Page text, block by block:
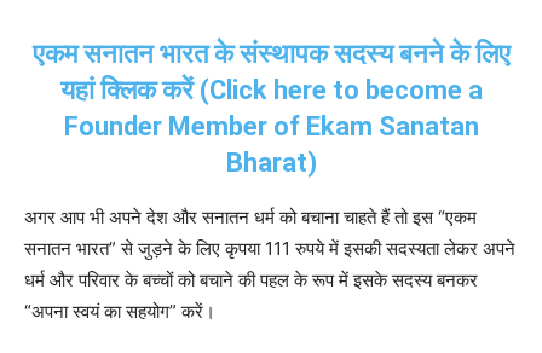
एकम सनातन भारत के संस्थापक सदस्य बनने के लिए
यहां क्लिक करें (Click here to become a
Founder Member of Ekam Sanatan
Bharat)
अगर आप भी अपने देश और सनातन धर्म को बचाना चाहते हैं तो इस “एकम
सनातन भारत” से जुड़ने के लिए कृपया 111 रुपये में इसकी सदस्यता लेकर अपने
धर्म और परिवार के बच्चों को बचाने की पहल के रूप में इसके सदस्य बनकर
“अपना स्वयं का सहयोग” करें।